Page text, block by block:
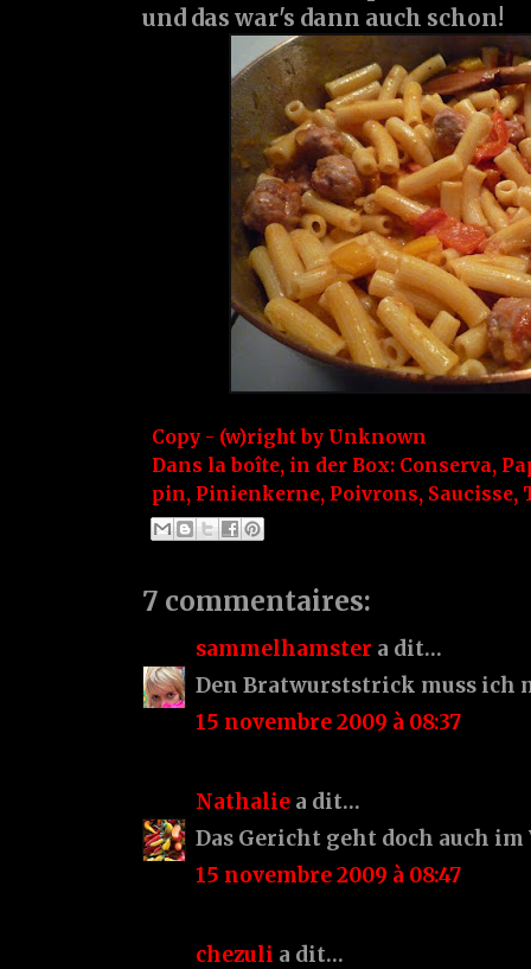
und das war's dann auch schon!
Copy - (w)right by Unknown
Dans la boîte, in der Box: Conserva,
pin, Pinienkerne, Poivrons, Saucisse,
7 commentaires:
sammelhamster a dit…
Den Bratwurststrick muss ich
15 novembre 2009 à 08:37
Nathalie a dit…
Das Gericht geht doch auch
15 novembre 2009 à 08:47
chezuli a dit…